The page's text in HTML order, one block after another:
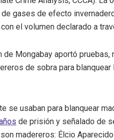
gases de efecto
el volumen declarado a
Mongabay aportó
de sobra para blanquear
usaban para blanquear
de prisión y señalado de
madereros: Élcio